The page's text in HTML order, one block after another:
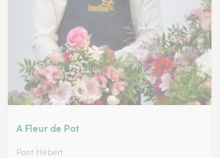
A Fleur de Pot
Pont Hebert